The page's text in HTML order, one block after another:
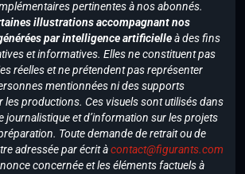
pertinentes à nos abonnés.
illustrations accompagnant nos
par intelligence artificielleà des fins
et informatives. Elles ne constituent pas
réelles et ne prétendent pas représenter
mentionnées ni des supports
les productions. Ces visuels sont utilisés dans
journalistique et d’information sur les projets
Toute demande de retrait ou de
adressée par écrit àcontact@figurants.com
concernée et les éléments factuels à